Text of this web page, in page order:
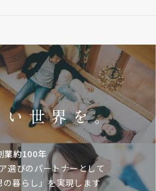
業約100年
選びのパートナーとして
の暮らし」を実現します